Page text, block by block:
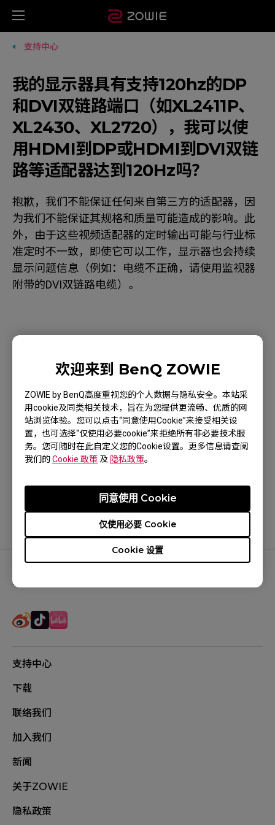
欢迎来到 BenQ ZOWIE
ZOWIE by BenQ高度重视您的个人数据与隐私安全。本站采
用cookie及同类相关技术，旨在为您提供更流畅、优质的网
站浏览体验。您可以点击“同意使用Cookie”来接受相关设
置，也可选择“仅使用必要cookie”来拒绝所有非必要技术服
务。您可随时在此自定义您的Cookie设置。更多信息请查阅
我们的Cookie 政策 及 隐私政策。
Cookie 设置
仅使用必要 Cookie
同意使用 Cookie
支持中心
我的显示器具有支持120hz的DP
和DVI双链路端口（如XL2411P、
XL2430、XL2720），我可以使
用HDMI到DP或HDMI到DVI双链
路等适配器达到120Hz吗？
抱歉，我们不能保证任何来自第三方的适配器，因
为我们不能保证其规格和质量可能造成的影响。此
外，由于这些视频适配器的定时输出可能与行业标
准定时不一致，即使它可以工作，显示器也会持续
显示问题信息（例如：电缆不正确，请使用监视器
附带的DVI双链路电缆）。
XL2411P (24"), XL2430 (24"), XL2720 (27")
这是否有帮助？
追踪我们
支持中心
下载
联络我们
加入我们
新闻
关于ZOWIE
隐私政策